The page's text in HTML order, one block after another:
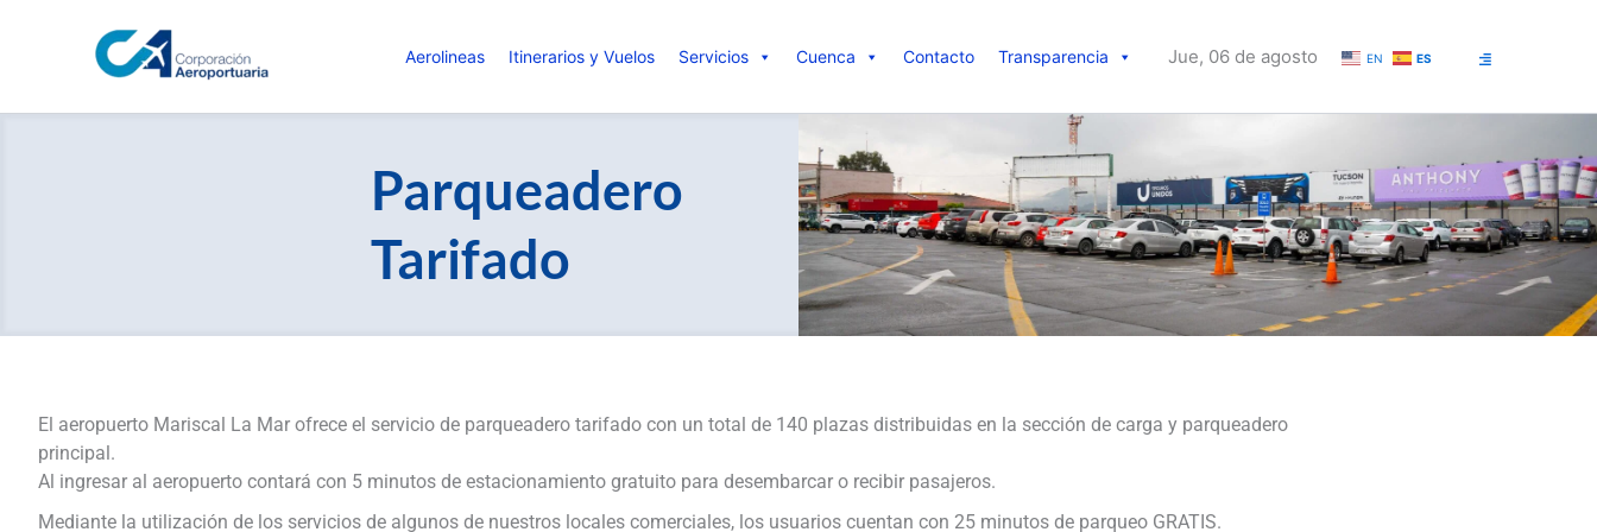
Aerolineas Itinerarios y Vuelos Servicios Cuenca Contacto Transparencia Jue, 06 de agosto EN ES
Parqueadero
Tarifado
El aeropuerto Mariscal La Mar ofrece el servicio de parqueadero tarifado con un total de 140 plazas distribuidas en la sección de carga y parqueadero
principal.
Al ingresar al aeropuerto contará con 5 minutos de estacionamiento gratuito para desembarcar o recibir pasajeros.
Mediante la utilización de los servicios de algunos de nuestros locales comerciales, los usuarios cuentan con 25 minutos de parqueo GRATIS.